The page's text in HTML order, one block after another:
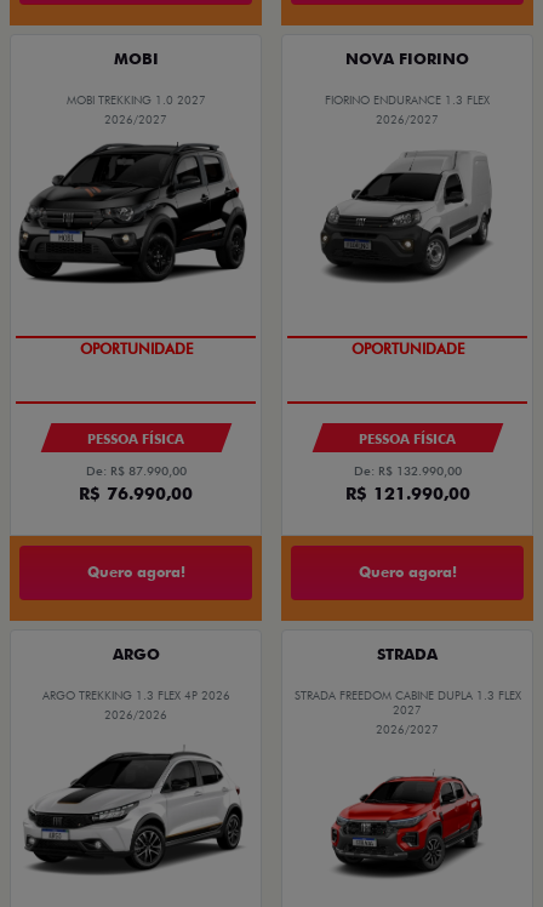
MOBI
MOBI TREKKING 1.0 2027
2026/2027
OPORTUNIDADE
PESSOA FÍSICA
De: R$ 87.990,00
R$ 76.990,00
Quero agora!
NOVA FIORINO
FIORINO ENDURANCE 1.3 FLEX
2026/2027
OPORTUNIDADE
PESSOA FÍSICA
De: R$ 132.990,00
R$ 121.990,00
Quero agora!
ARGO
ARGO TREKKING 1.3 FLEX 4P 2026
2026/2026
STRADA
STRADA FREEDOM CABINE DUPLA 1.3 FLEX
2027
2026/2027